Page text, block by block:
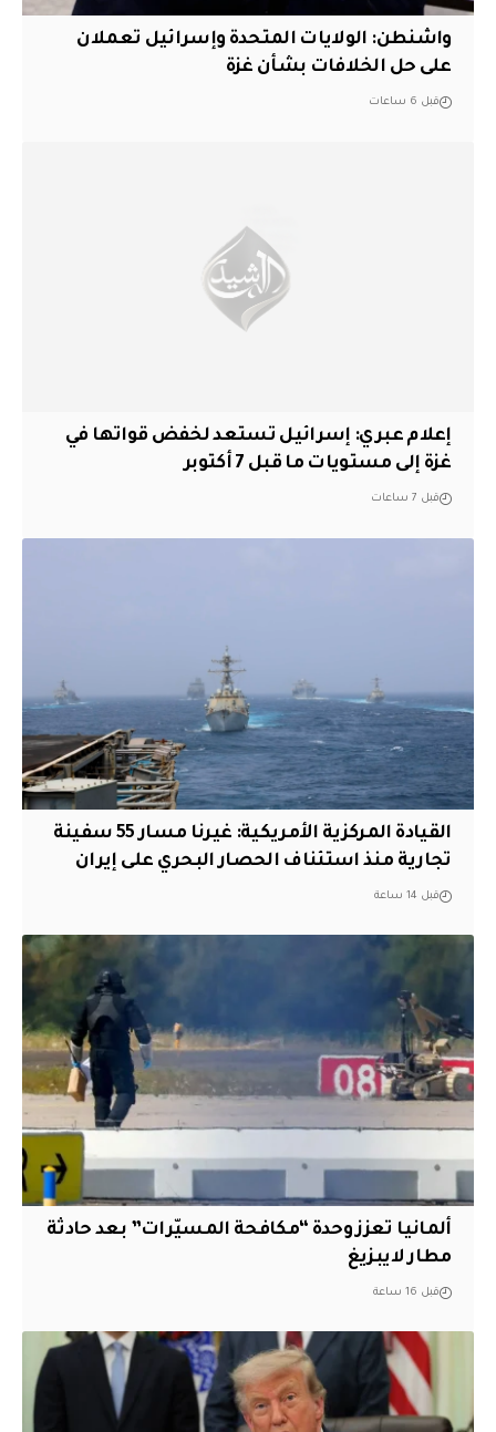
واشنطن: الولايات المتحدة وإسرائيل تعملان
على حل الخلافات بشأن غزة
قبل 6 ساعات
إعلام عبري: إسرائيل تستعد لخفض قواتها في
غزة إلى مستويات ما قبل 7 أكتوبر
قبل 7 ساعات
القيادة المركزية الأمريكية: غيرنا مسار 55 سفينة
تجارية منذ استئناف الحصار البحري على إيران
قبل 14 ساعة
ألمانيا تعزز وحدة “مكافحة المسيّرات” بعد حادثة
مطار لايبزيغ
قبل 16 ساعة